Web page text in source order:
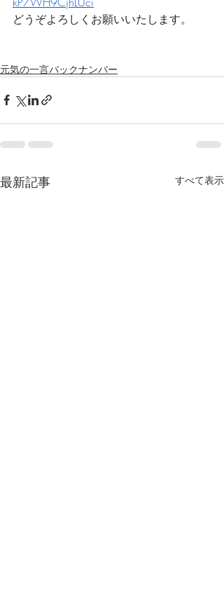
どうぞよろしくお願いいたします。
元気の一言バックナンバー
最新記事 すべて表示